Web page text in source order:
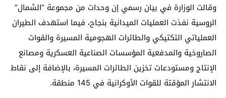
وقالت الوزارة في بيان رسمي إن وحدات من مجموعة “الشمال”
الروسية نفذت العمليات الميدانية بنجاح، فيما استهدف الطيران
العملياتي التكتيكي والطائرات الهجومية المسيرة والقوات
الصاروخية والمدفعية المؤسسات الصناعية العسكرية ومصانع
الإنتاج ومستودعات تخزين الطائرات المسيرة، بالإضافة إلى نقاط
الانتشار المؤقتة للقوات الأوكرانية في 145 منطقة.